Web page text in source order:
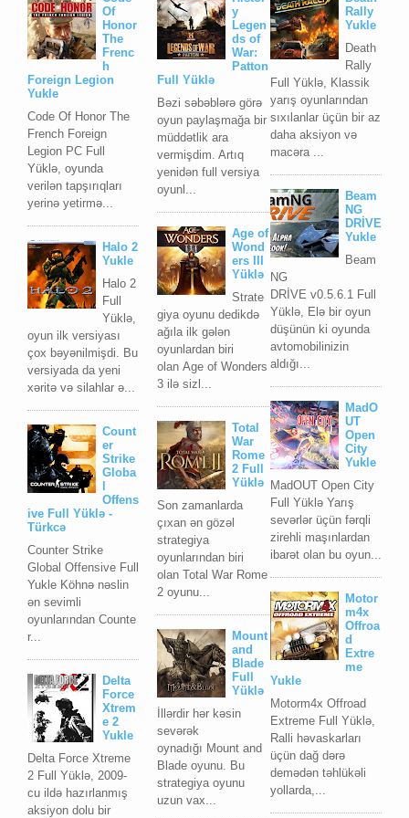
Of
Honor
The
Frenc
h
Foreign Legion
Yukle
Code Of Honor The
French Foreign
Legion PC Full
Yüklə, oyunda
verilən tapşırıqları
yerinə yetirmə...
Halo 2
Yukle
Halo 2
Full
Yüklə,
oyun ilk versiyası
çox bəyənilmişdi. Bu
versiyada da yeni
xəritə və silahlar ə...
Count
er
Strike
Globa
Offens
ive Full Yüklə -
Türkcə
Counter Strike
Global Offensive Full
Yukle Köhnə nəslin
ən sevimli
oyunlarından Counte
r...
Delta
Force
Xtrem
e 2
Yukle
Delta Force Xtreme
2 Full Yüklə, 2009-
cu ildə hazırlanmış
aksiyon dolu bir
Rally
Yukle
Death
Rally
Full Yüklə, Klassik
yarış oyunlarından
sıxılanlar üçün bir az
daha aksiyon və
macəra ...
Beam
NG
DRİVE
Yukle
Beam
NG
DRİVE v0.5.6.1 Full
Yüklə, Elə bir oyun
düşünün ki oyunda
avtomobilinizin
aldığı...
MadO
UT
Open
City
Yukle
MadOUT Open City
Full Yüklə Yarış
sevərlər üçün fərqli
zirehli maşınlardan
ibarət olan bu oyun...
Motor
m4x
Offroa
d
Extre
me
Yukle
Motorm4x Offroad
Extreme Full Yüklə,
Ralli həvaskarları
üçün dağ dərə
demədən təhlükəli
yollarda,...
y
Legen
ds of
War:
Patton
Full Yüklə
Bəzi səbəblərə görə
oyun paylaşmağa bir
müddətlik ara
vermişdim. Artıq
yenidən full versiya
oyunl...
Age of
Wond
ers III
Yüklə
Strate
giya oyunu dedikdə
ağıla ilk gələn
oyunlardan biri
olan Age of Wonders
3 ilə sizl...
Total
War
Rome
2 Full
Yüklə
Son zamanlarda
çıxan ən gözəl
strategiya
oyunlarından biri
olan Total War Rome
2 oyunu...
Mount
and
Blade
Full
Yüklə
İllərdir hər kəsin
sevərək
oynadığı Mount and
Blade oyunu. Bu
strategiya oyunu
uzun vax...